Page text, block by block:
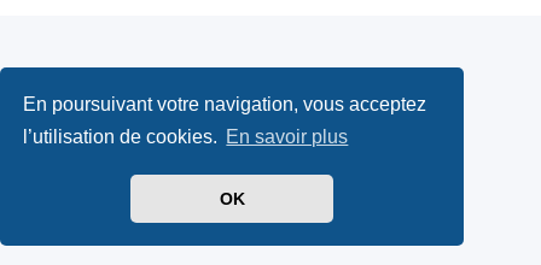
En poursuivant votre navigation, vous acceptez
l’utilisation de cookies. En savoir plus
OK